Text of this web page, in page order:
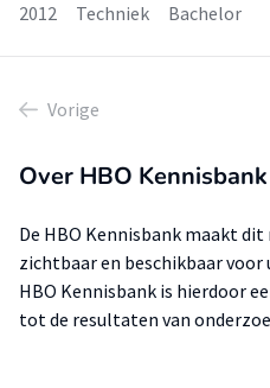
2012
Techniek Bachelor
Vorige
Over HBO Kennisbank
De HBO Kennisbank maakt
zichtbaar en beschikbaar
HBO Kennisbank is hierdoor
tot de resultaten van